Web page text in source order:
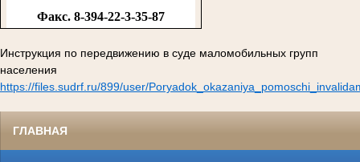
Факс. 8-394-22-3-35-87
Инструкция по передвижению в суде маломобильных групп
населения
https://files.sudrf.ru/899/user/
ГЛАВНАЯ